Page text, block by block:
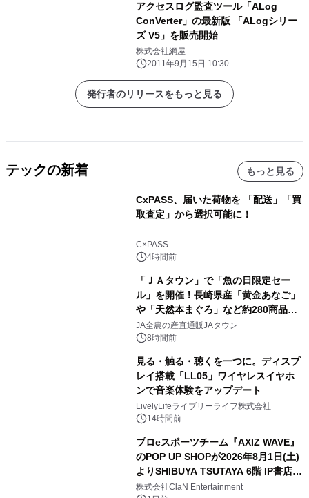
アクセスログ監査ツール「ALog
ConVerter」の最新版 「ALogシリー
ズ V5」を販売開始
株式会社網屋
2011年9月15日 10:30
発行者のリリースをもっと見る
テックの新着 もっと見る
CxPASS、届いた荷物を 「配送」「買
取査定」から選択可能に！
C×PASS
4時間前
「ＪＡタウン」で「魚の日限定セー
ル」を開催！長崎県産「黄金あなご」
や「天然本まぐろ」など約280商品を
販売！～毎月１０日の定例企画～
JA全農の産直通販JAタウン
8時間前
見る・触る・聴くを一つに。ディスプ
レイ搭載「LL05」ワイヤレスイヤホ
ンで音楽体験をアップデート
LivelyLifeライブリーライフ株式会社
14時間前
プロeスポーツチーム『AXIZ WAVE』
のPOP UP SHOPが2026年8月1日(土)
よりSHIBUYA TSUTAYA 6階 IP書店で
開催決定！！
株式会社ClaN Entertainment